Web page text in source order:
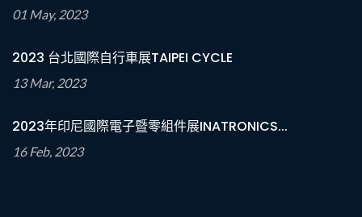
01 May, 2023
2023 台北國際自行車展TAIPEI CYCLE
13 Mar, 2023
2023年印尼國際電子暨零組件展INATRONICS...
16 Feb, 2023